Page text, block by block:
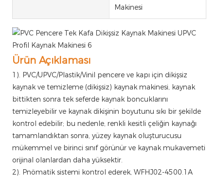
Makinesi
Ürün Açıklaması
1). PVC/UPVC/Plastik/Vinil pencere ve kapı için dikişsiz
kaynak ve temizleme (dikişsiz) kaynak makinesi, kaynak
bittikten sonra tek seferde kaynak boncuklarını
temizleyebilir ve kaynak dikişinin boyutunu sıkı bir şekilde
kontrol edebilir; bu nedenle, renkli kesitli çeliğin kaynağı
tamamlandıktan sonra, yüzey kaynak oluşturucusu
mükemmel ve birinci sınıf görünür ve kaynak mukavemeti
orijinal olanlardan daha yüksektir.
2). Pnömatik sistemi kontrol ederek, WFHJ02-4500.1A